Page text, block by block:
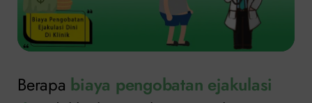
Berapa biaya pengobatan ejakulasi